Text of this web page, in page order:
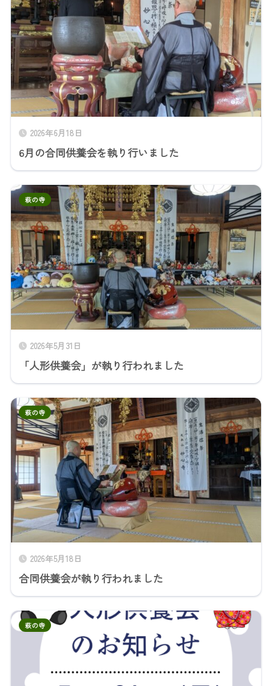
2026年6月18日
6月の合同供養会を執り行いました
2026年5月31日
「人形供養会」が執り行われました
萩の寺
2026年5月18日
合同供養会が執り行われました
萩の寺
萩の寺